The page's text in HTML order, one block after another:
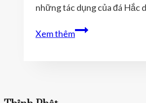
ĐƯỢC
MẮN
những tác dụng của đá Hắc
Xem thêmTHỈNH